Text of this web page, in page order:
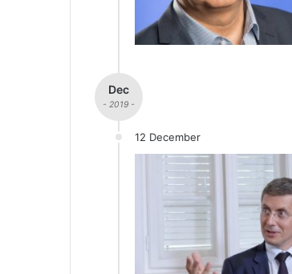
Dec
- 2019 -
12 December